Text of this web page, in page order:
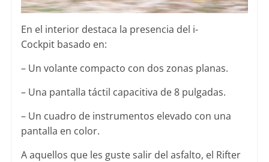
En el interior destaca la presencia del i-
Cockpit basado en:
– Un volante compacto con dos zonas planas.
– Una pantalla táctil capacitiva de 8 pulgadas.
– Un cuadro de instrumentos elevado con una
pantalla en color.
A aquellos que les guste salir del asfalto, el Rifter